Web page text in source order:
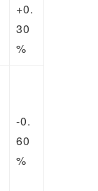
+0.
30
%
-0.
60
%